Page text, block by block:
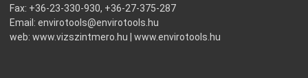
Fax: +36-23-330-930, +36-27-375-287
Email: envirotools@envirotools.hu
web: www.vizszintmero.hu www.envirotools.hu